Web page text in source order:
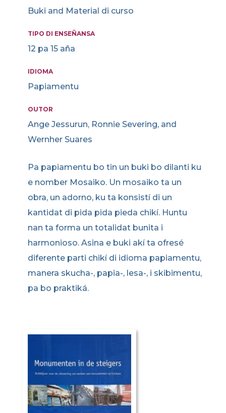
Buki and Material di curso
TIPO DI ENSEÑANSA
12 pa 15 aña
IDIOMA
Papiamentu
OUTOR
Ange Jessurun, Ronnie Severing, and
Wernher Suares
Pa papiamentu bo tin un buki bo dilanti ku
e nomber Mosaiko. Un mosaiko ta un
obra, un adorno, ku ta konsistí di un
kantidat di pida pida pieda chikí. Huntu
nan ta forma un totalidat bunita i
harmonioso. Asina e buki akí ta ofresé
diferente parti chikí di idioma papiamentu,
manera skucha-, papia-, lesa-, i skibimentu,
pa bo praktiká.